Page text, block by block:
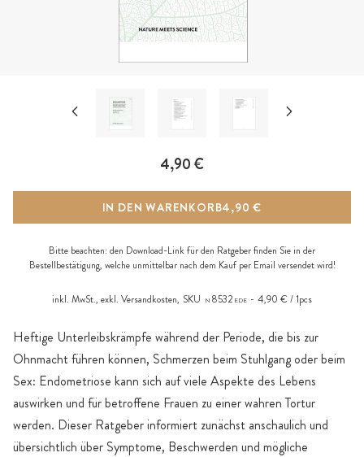
Heftige Unterleibskrämpfe während der Periode, die bis zur
Ohnmacht führen können, Schmerzen beim Stuhlgang oder beim
Sex: Endometriose kann sich auf viele Aspekte des Lebens
auswirken und für betroffene Frauen zu einer wahren Tortur
werden. Dieser Ratgeber informiert zunächst anschaulich und
übersichtlich über Symptome, Beschwerden und mögliche
4,90 €
IN DEN WARENKORB4,90 €
Bitte beachten: den Download-Link für den Ratgeber finden Sie in der
Bestellbestätigung, welche unmittelbar nach dem Kauf per Email versendet wird!
inkl. MwSt., exkl. Versandkosten, SKU N 8532 EDE 4,90 € / 1pcs